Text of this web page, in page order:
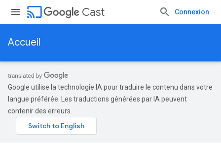
cast Cast Connexion
Accueil
Google utilise la technologie IA pour traduire le contenu dans votre
langue préférée. Les traductions générées par IA peuvent
contenir des erreurs.